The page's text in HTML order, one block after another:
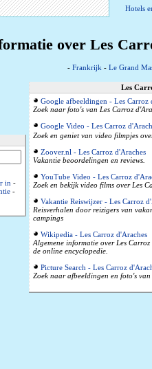
Hotels
over Les
- Frankrijk- Le Grand
in-
-
Les
Google afbeeldingen - Les Carroz
Zoek naar foto's van Les Carroz
Google Video - Les Carroz
Zoek en geniet van video filmpjes
Zoover.nl - Les Carroz d'Araches
Vakantie beoordelingen en reviews.
YouTube Video - Les Carroz
Zoek en bekijk video films over Les
Vakantie Reiswijzer - Les Carroz
Reisverhalen door reizigers van
campings
Wikipedia - Les Carroz d'Araches
Algemene informatie over Les
de online encyclopedie.
Picture Search - Les Carroz
Zoek naar afbeeldingen en foto's